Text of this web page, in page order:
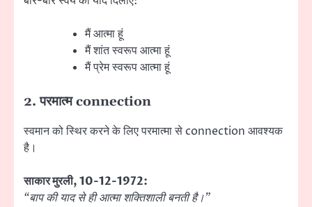
मैं आत्मा हूं
मैं शांत स्वरूप आत्मा हूं
मैं प्रेम स्वरूप आत्मा हूं
2. परमात्म connection
स्वमान को स्थिर करने के लिए परमात्मा से connection आवश्यक
है।
साकार मुरली, 10-12-1972:
“बाप की याद से ही आत्मा शक्तिशाली बनती है।”